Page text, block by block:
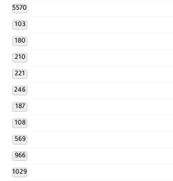
5570
103
180
210
221
246
187
108
569
966
1029